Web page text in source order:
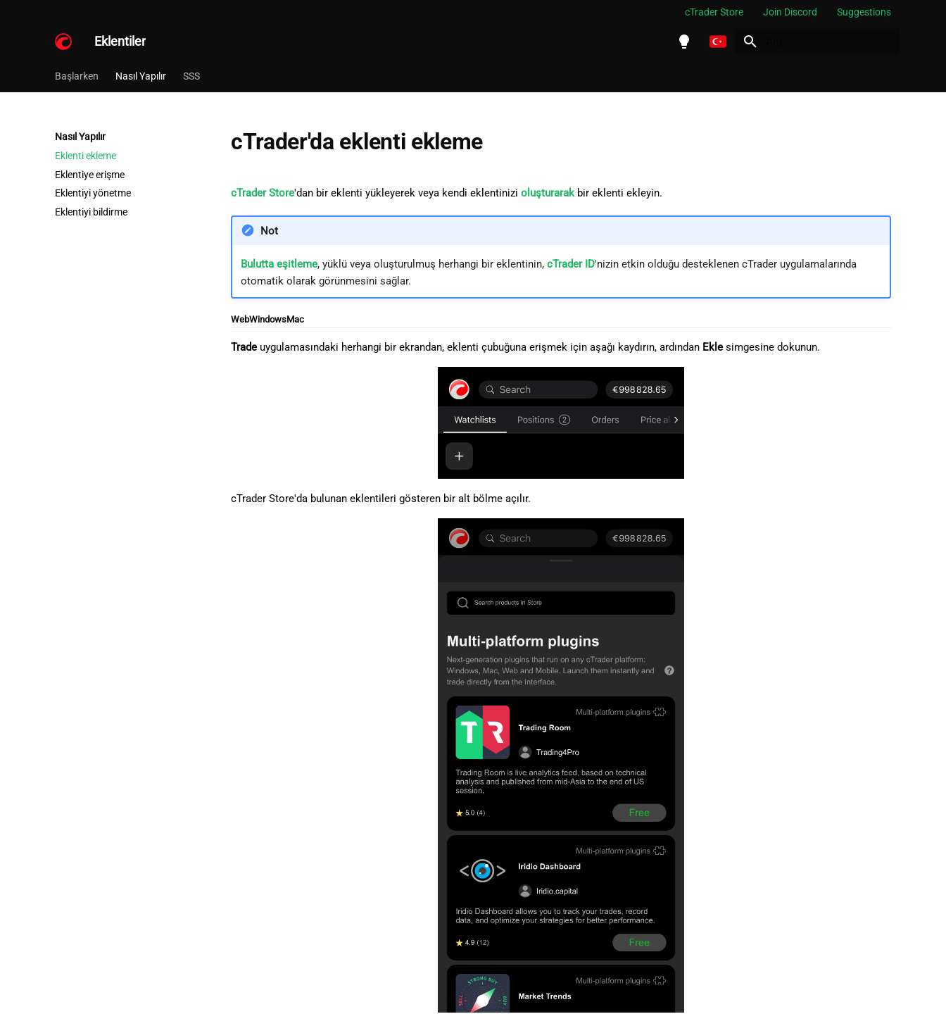
cTrader Store Join Discord Suggestions
Eklentiler
中文
Deutsch
Başlarken Nasıl Yapılır SSS
Nasıl Yapılır
Eklenti ekleme
Eklentiye erişme
Eklentiyi yönetme
Eklentiyi bildirme
cTrader'da eklenti ekleme
cTrader Store'dan bir eklenti yükleyerek veya kendi eklentinizi oluşturarakbir eklenti ekleyin.
Not
Bulutta eşitleme, yüklü veya oluşturulmuş herhangi bir eklentinin, cTrader ID'nizin etkin olduğu desteklenen cTrader uygulamalarında
otomatik olarak görünmesini sağlar.
WebWindowsMac
Trade uygulamasındaki herhangi bir ekrandan, eklenti çubuğuna erişmek için aşağı kaydırın, ardından Ekle simgesine dokunun.
cTrader Store'da bulunan eklentileri gösteren bir alt bölme açılır.